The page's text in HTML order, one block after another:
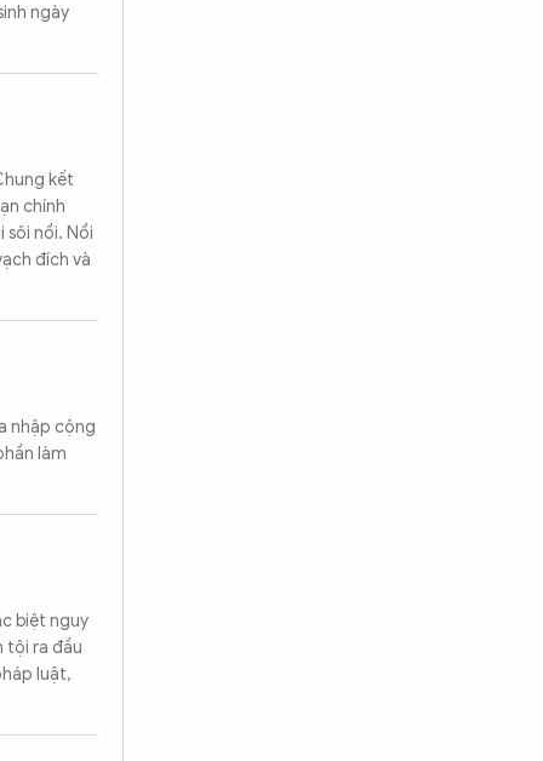
ngày
kết
chính
nổi. Nổi
đích và
nhập cộng
làm
biệt nguy
tội ra đầu
luật,